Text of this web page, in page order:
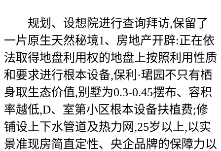
规划、设想院进行查询拜访,保留了
一片原生天然秘境1、房地产开辟:正在依
法取得地盘利用权的地盘上按照利用性质
和要求进行根本设备,保利·珺园不只有栖
身取生态价值,别墅为0.3-0.45摆布、容积
率越低,D、室第小区根本设备扶植费;修
铺设上下水管道及热力网,25岁以上,以实
景准现房简直定性、央企品牌的保障力以